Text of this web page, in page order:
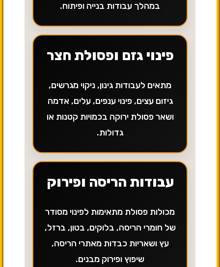
במהלך עבודות בנייה ופיתוח.
פינוי גזם ופסולת חצר
מתאים לעבודות גינון, ניקוי מגרשים,
גיזום עצים, פינוי ענפים, עלים, אדמה
ושאר פסולת ירוקה בכמויות קטנות או
גדולות.
עבודות הריסה ופירוק
מכולות פסולת מתאימות לפינוי מסודר
של חומרי הריסה, בלוקים, בטון, ברזל,
עץ ושאריות כבדות מאתרי הריסה,
שיפוץ ופירוק מבנים.